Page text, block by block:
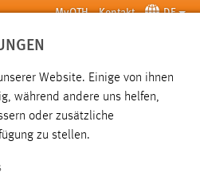
MyOTH Kontakt DE
SUCHE
der OTH Amberg-Weiden
Website. Einige von ihnen
während andere uns helfen,
oder zusätzliche
zu stellen.